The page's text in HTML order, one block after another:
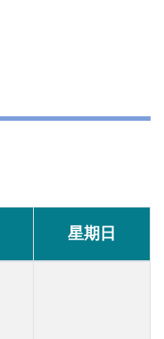
星期日